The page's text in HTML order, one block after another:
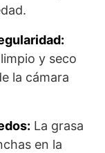
y seco
la cámara
La grasa
en la